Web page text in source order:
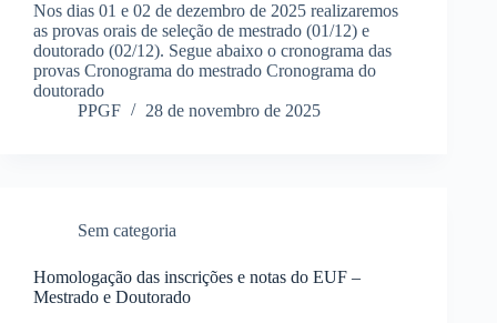
Nos dias 01 e 02 de dezembro de 2025 realizaremos
as provas orais de seleção de mestrado (01/12) e
doutorado (02/12). Segue abaixo o cronograma das
provas Cronograma do mestrado Cronograma do
doutorado
PPGF
28 de novembro de 2025
Sem categoria
Homologação das inscrições e notas do EUF –
Mestrado e Doutorado